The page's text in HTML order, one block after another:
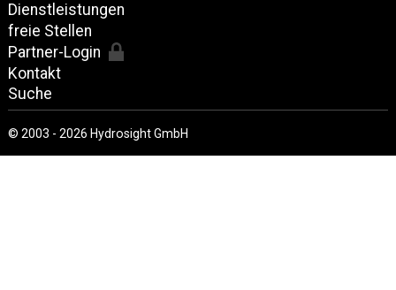
Dienstleistungen
freie Stellen
Partner-Login
Kontakt
Suche
© 2003 - 2026 Hydrosight GmbH